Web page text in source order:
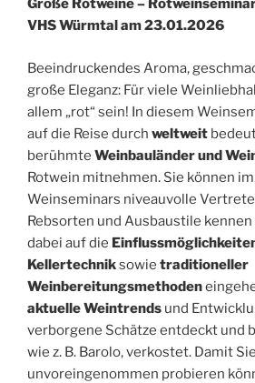
Große Rotweine –
VHS Würmtal am 23.01.2026
Beeindruckendes Aroma,
große Eleganz: Für viele
allem „rot“ sein! In diesem
auf die Reise durch weltweit
berühmte Weinbauländer und
Rotwein mitnehmen. Sie können
Weinseminars niveauvolle
Rebsorten und Ausbaustile
dabei auf die
Kellertechniksowie traditioneller
Weinbereitungsmethoden
aktuelle Weintrends und
verborgene Schätze entdeckt und
wie z. B. Barolo, verkostet. Damit
unvoreingenommen probieren